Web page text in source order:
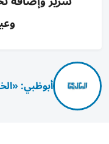
أبوظبي: